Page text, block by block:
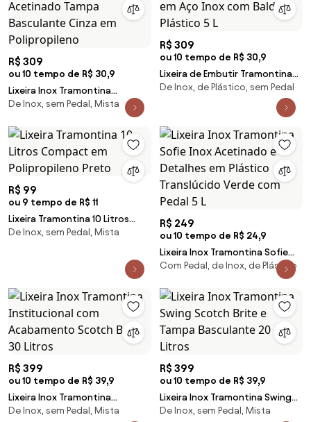
R$ 309
ou 10 tempo de R$ 30,9
Lixeira Inox Tramontina
Piemonte 40 Litros Acetinado
Tampa Basculante Cinza em
Polipropileno
De Inox, sem Pedal, Mista
R$ 309
ou 10 tempo de R$ 30,9
Lixeira de Embutir Tramontina
Clean Round em Aço Inox com
De Inox, de Plástico, sem Pedal
R$ 99
ou 9 tempo de R$ 11
Lixeira Tramontina 10 Litros
Compact em Polipropileno
De Inox, sem Pedal, Mista
R$ 249
ou 10 tempo de R$ 24,9
Lixeira Inox Tramontina Sofie
Inox Acetinado e Detalhes em
Plástico Translúcido Verde com
Pedal 5 L
Com Pedal, de Inox, de Plástico
R$ 399
ou 10 tempo de R$ 39,9
Lixeira Inox Tramontina
Institucional com Acabamento
De Inox, sem Pedal, Mista
R$ 399
ou 10 tempo de R$ 39,9
Lixeira Inox Tramontina Swing
Scotch Brite e Tampa
De Inox, sem Pedal, Mista